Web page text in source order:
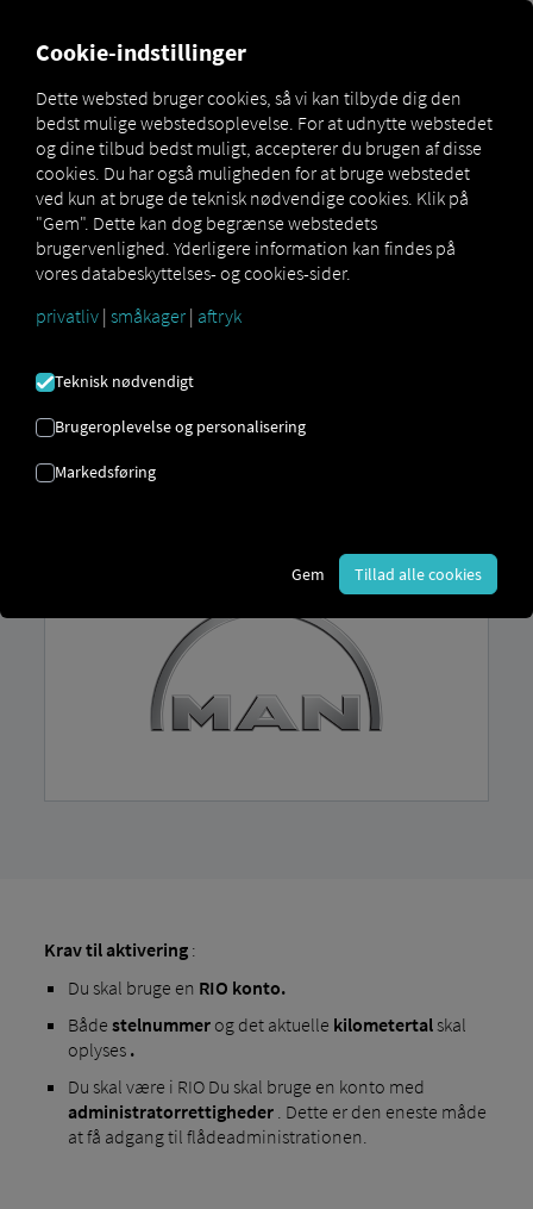
Marketplace Connectors Man Connect How to
MAN
ONBOARDING AF
LASTBILER
Trinvise instruktioner til at udstyre
dine køretøjer med RIO at forbinde.
Krav til aktivering:
Du skal bruge en RIO konto.
Både stelnummerog det aktuelle kilometertalskal
oplyses .
Du skal være i RIO Du skal bruge en konto med
administratorrettigheder. Dette er den eneste måde
at få adgang til flådeadministrationen.
Cookie-indstillinger
Dette websted bruger cookies, så vi kan tilbyde dig den
bedst mulige webstedsoplevelse. For at udnytte webstedet
og dine tilbud bedst muligt, accepterer du brugen af ​​disse
cookies. Du har også muligheden for at bruge webstedet
ved kun at bruge de teknisk nødvendige cookies. Klik på
"Gem". Dette kan dog begrænse webstedets
brugervenlighed. Yderligere information kan findes på
vores databeskyttelses- og cookies-sider.
privatliv | småkager | aftryk
Teknisk nødvendigt
Brugeroplevelse og personalisering
Markedsføring
Gem Tillad alle cookies